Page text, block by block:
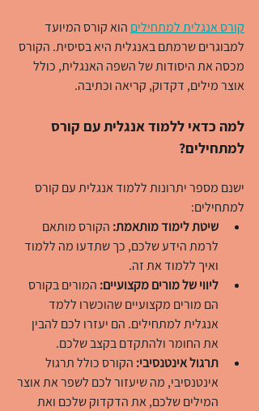
קורס אנגלית למתחילים הוא קורס המיועד
למבוגרים שרמתם באנגלית היא בסיסית. הקורס
מכסה את היסודות של השפה האנגלית, כולל
אוצר מילים, דקדוק, קריאה וכתיבה.
למה כדאי ללמוד אנגלית עם קורס
למתחילים?
ישנם מספר יתרונות ללמוד אנגלית עם קורס
למתחילים:
שיטת לימוד מותאמת: הקורס מותאם
לרמת הידע שלכם, כך שתדעו מה ללמוד
ואיך ללמוד את זה.
ליווי של מורים מקצועיים: המורים בקורס
הם מורים מקצועיים שהוכשרו ללמד
אנגלית למתחילים. הם יעזרו לכם להבין
את החומר ולהתקדם בקצב שלכם.
תרגול אינטנסיבי: הקורס כולל תרגול
אינטנסיבי, מה שיעזור לכם לשפר את אוצר
המילים שלכם, את הדקדוק שלכם ואת